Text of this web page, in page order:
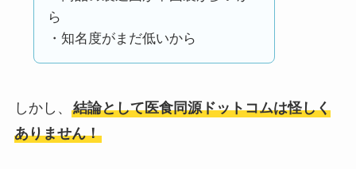
ら
・知名度がまだ低いから
しかし、 結論として医食同源ドットコムは怪しく
ありません！